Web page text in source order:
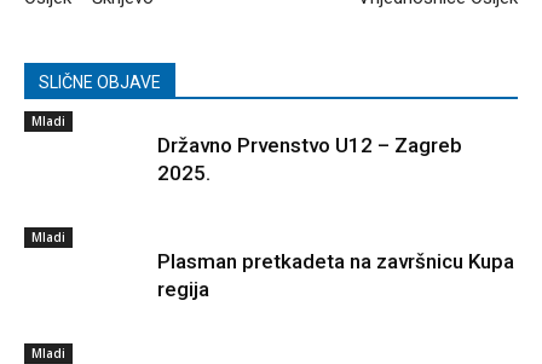
SLIČNE OBJAVE
Mladi
Državno Prvenstvo U12 – Zagreb
2025.
Mladi
Plasman pretkadeta na završnicu Kupa
regija
Mladi